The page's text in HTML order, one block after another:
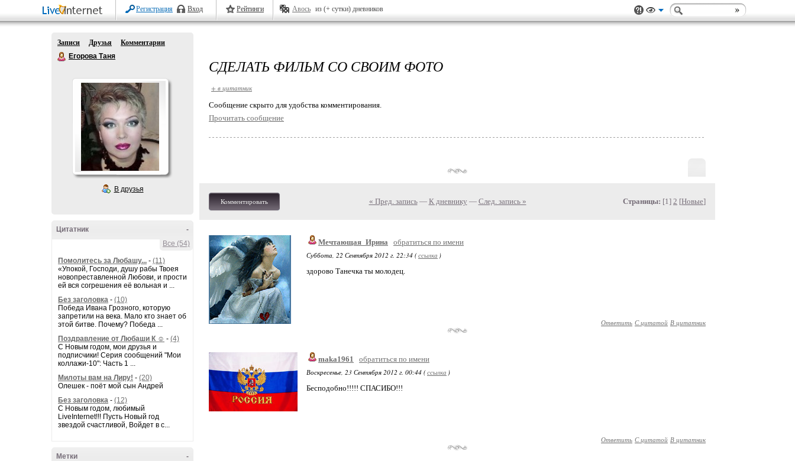
Регистрация Вход Рейтинги Авось из (+ сутки) дневников
Записи Друзья
Комментарии
Егорова Таня
В друзья
-
Цитатник
Все (54)
Помолитесь за Любашу... - (11)
«Упокой, Господи, душу рабы Твоея
новопреставленной Любови, и прости
ей вся согрешения её вольная и ...
Без заголовка - (10)
Победа Ивана Грозного, которую
запретили на века. Мало кто знает об
этой битве. Почему? Победа ...
Поздравление от Любаши К ☺ - (4)
С Новым годом, мои друзья и
подписчики! Серия сообщений "Мои
коллажи-10": Часть 1 ...
Милоты вам на Лиру! - (20)
Олешек - поёт мой сын Андрей
Без заголовка - (12)
С Новым годом, любимый
LiveInternet!!! Пусть Новый год
звездой счастливой, Войдет в с...
-
Метки
СДЕЛАТЬ ФИЛЬМ СО СВОИМ ФОТО
+ в цитатник
Cообщение скрыто для удобства комментирования.
Прочитать сообщение
Комментировать « Пред. запись— К дневнику — След. запись » Страницы: [1] 2 [Новые]
Мечтающая_Ирина
обратиться по имени
Суббота, 22 Сентября 2012 г. 22:34 (ссылка )
здорово Танечка ты молодец.
Ответить С цитатой В цитатник
maka1961
обратиться по имени
Воскресенье, 23 Сентября 2012 г. 00:44 (ссылка )
Бесподобно!!!!! СПАСИБО!!!
Ответить С цитатой В цитатник